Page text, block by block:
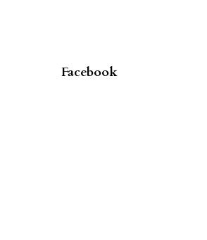
Facebook